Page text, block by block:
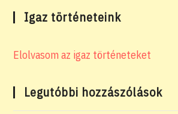
Igaz történeteink
Elolvasom az igaz történeteket
Legutóbbi hozzászólások